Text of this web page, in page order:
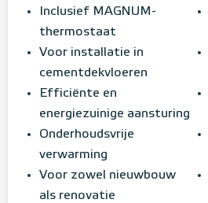
Inclusief MAGNUM-
thermostaat
Voor installatie in
cementdekvloeren
Efficiënte en
energiezuinige aansturing
Onderhoudsvrije
verwarming
Voor zowel nieuwbouw
als renovatie